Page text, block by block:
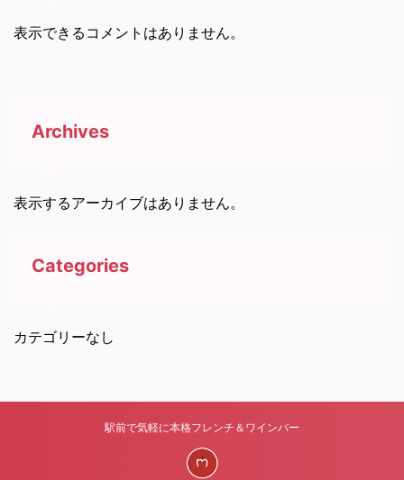
表示できるコメントはありません。
Archives
表示するアーカイブはありません。
Categories
カテゴリーなし
駅前で気軽に本格フレンチ＆ワインバー